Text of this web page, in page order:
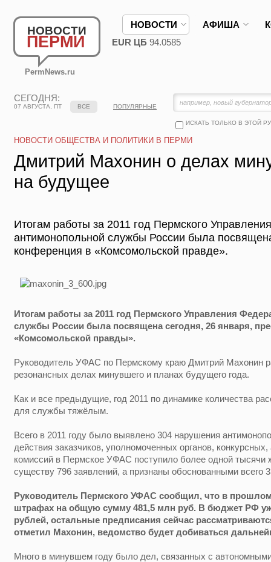
НОВОСТИ
ПЕРМИ
PermNews.ru
НОВОСТИ АФИША
EUR ЦБ 94.0585
СЕГОДНЯ:
07 АВГУСТА, ПТ
ИСКАТЬ ТОЛЬКО В ЭТОЙ
ВСЕ ПОПУЛЯРНЫЕ
НОВОСТИ ОБЩЕСТВА И ПОЛИТИКИ В ПЕРМИ
Дмитрий Махонин о делах
на будущее
Итогам работы за 2011 год Пермского
антимонопольной службы России была
конференция в «Комсомольской правде».
Итогам работы за 2011 год Пермского Управления
службы России была посвящена сегодня, 26 января,
«Комсомольской правды».
Руководитель УФАС по Пермскому краю Дмитрий Махонин
резонансных делах минувшего и планах будущего года.
Как и все предыдущие, год 2011 по динамике количества
для службы тяжёлым.
Всего в 2011 году было выявлено 304 нарушения
действия заказчиков, уполномоченных органов,
комиссий в Пермское УФАС поступило более одной тысячи
существу 796 заявлений, а признаны обоснованными всего
Руководитель Пермского УФАС сообщил, что в
штрафах на общую сумму 481,5 млн руб. В бюджет РФ
рублей, остальные предписания сейчас
отметил Махонин, ведомство будет добиваться
Много в минувшем году было дел, связанных с